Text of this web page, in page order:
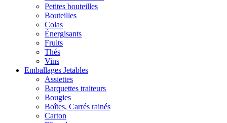
Petites bouteilles
Bouteilles
Colas
Énergisants
Fruits
Thés
Vins
Emballages Jetables
Assiettes
Barquettes traiteurs
Bougies
Boîtes, Carrés rainés
Carton